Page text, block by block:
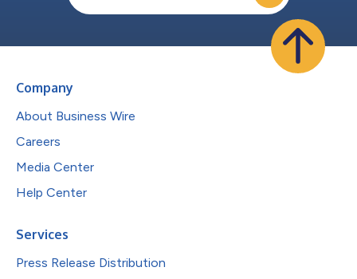
Company
About Business Wire
Careers
Media Center
Help Center
Services
Press Release Distribution